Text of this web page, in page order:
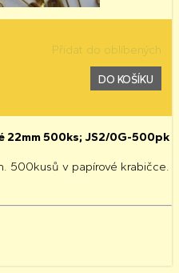
Přidat do oblíbených
DO KOŠÍKU
22mm 500ks; JS2/0G-500pk
500kusů v papírové krabičce.